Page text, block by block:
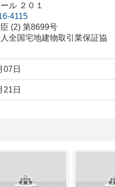
ル ２０１
4115
(2) 第8699号
全国宅地建物取引業保証協
07日
21日